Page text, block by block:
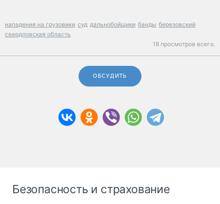
нападения на грузовики суд дальнобойщики банды березовский
свердловская область
18 просмотров всего.
ОБСУДИТЬ
Безопасность и страхование